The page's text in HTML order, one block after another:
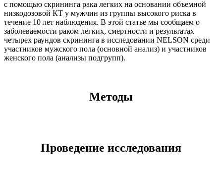
с помощью скрининга рака легких на основании объемной
низкодозовой КТ у мужчин из группы высокого риска в
течение 10 лет наблюдения. В этой статье мы сообщаем о
заболеваемости раком легких, смертности и результатах
четырех раундов скрининга в исследовании NELSON среди
участников мужского пола (основной анализ) и участников
женского пола (анализы подгрупп).
Методы
Проведение исследования